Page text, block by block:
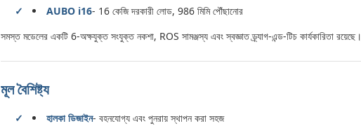
AUBO i16- 16 কেজি দরকারী লোড, 986 মিমি পৌঁছানোর
সমস্ত মডেলের একটি 6-অক্ষযুক্ত সংযুক্ত নকশা, ROS সামঞ্জস্য এবং স্বজ্ঞাত ড্র্যাগ-এন্ড-টিচ কার্যকারিতা রয়েছে।
মূল বৈশিষ্ট্য
হালকা ডিজাইন- বহনযোগ্য এবং পুনরায় স্থাপন করা সহজ